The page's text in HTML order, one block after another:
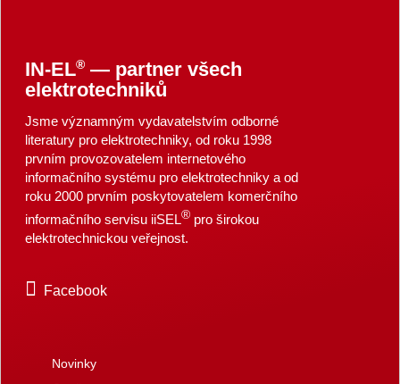
IN-EL®— partner všech
elektrotechniků
Jsme významným vydavatelstvím odborné
literatury pro elektrotechniky, od roku 1998
prvním provozovatelem internetového
informačního systému pro elektrotechniky a od
roku 2000 prvním poskytovatelem komerčního
informačního servisu iiSEL®pro širokou
elektrotechnickou veřejnost.
Facebook
Novinky